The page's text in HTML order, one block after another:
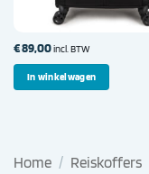
€89,00incl. BTW
In winkelwagen
Home / Reiskoffers